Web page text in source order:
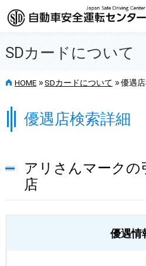
SDカードについて
HOME >> SDカードについて >> 優遇
優遇店検索詳細
アリさんマーク
店
優遇情